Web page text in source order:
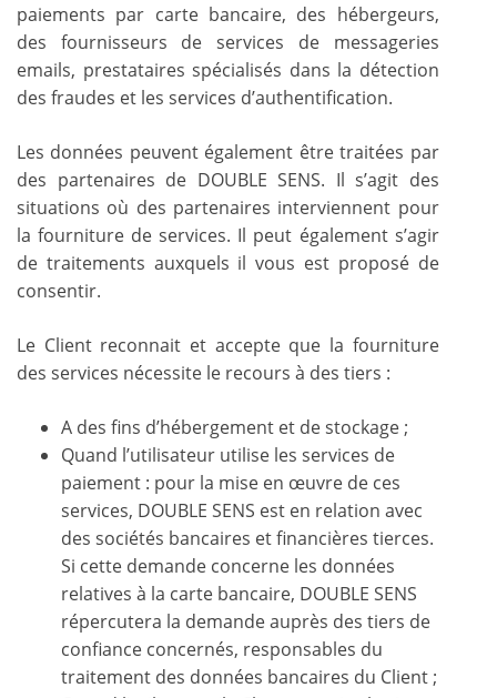
paiements par carte bancaire, des hébergeurs,
des fournisseurs de services de messageries
emails, prestataires spécialisés dans la détection
des fraudes et les services d’authentification.
Les données peuvent également être traitées par
des partenaires de DOUBLE SENS. Il s’agit des
situations où des partenaires interviennent pour
la fourniture de services. Il peut également s’agir
de traitements auxquels il vous est proposé de
consentir.
Le Client reconnait et accepte que la fourniture
des services nécessite le recours à des tiers :
A des fins d’hébergement et de stockage ;
Quand l’utilisateur utilise les services de
paiement : pour la mise en œuvre de ces
services, DOUBLE SENS est en relation avec
des sociétés bancaires et financières tierces.
Si cette demande concerne les données
relatives à la carte bancaire, DOUBLE SENS
répercutera la demande auprès des tiers de
confiance concernés, responsables du
traitement des données bancaires du Client ;